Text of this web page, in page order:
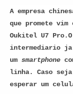
A empresa
que promete vim
Oukitel U7 Pro.O
intermediario ja
um smartphone
linha. Caso seja
esperar um